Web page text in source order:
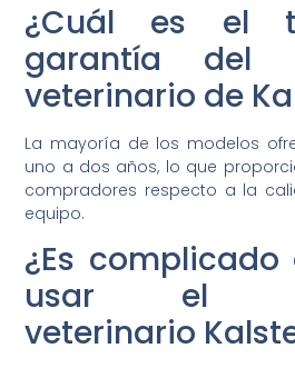
¿Cuál es el
garantía del
veterinario de
La mayoría de los modelos
uno a dos años, lo que
compradores respecto a la
equipo.
¿Es
usar el
veterinario